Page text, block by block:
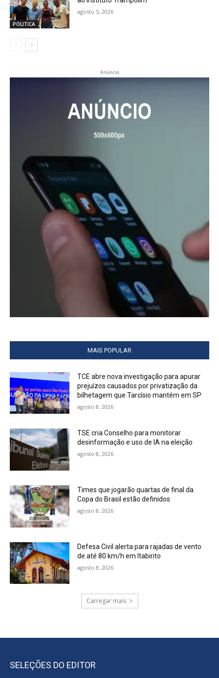
POLITICA
agosto 5, 2026
Anúncio
MAIS POPULAR
TCE abre nova investigação para apurar
prejuízos causados por privatização da
bilhetagem que Tarcísio mantém em SP
agosto 8, 2026
TSE cria Conselho para monitorar
desinformação e uso de IA na eleição
agosto 8, 2026
Times que jogarão quartas de final da
Copa do Brasil estão definidos
agosto 8, 2026
Defesa Civil alerta para rajadas de vento
de até 80 km/h em Itabirito
agosto 8, 2026
Carregar mais
SELEÇÕES DO EDITOR